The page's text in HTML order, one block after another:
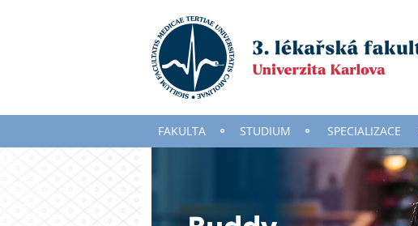
FAKULTA STUDIUM SPECIALIZACE